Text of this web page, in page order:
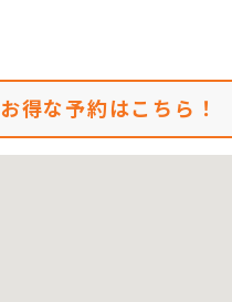
お得な予約はこちら！